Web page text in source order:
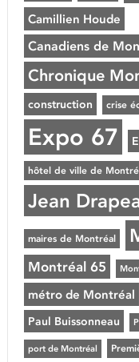
Camillien Houde
Canadiens de
Chronique
construction crise
Expo 67
hôtel de ville de
Jean
maires de Montréal
Montréal 65
métro de Montréal
Paul Buissonneau
port de Montréal